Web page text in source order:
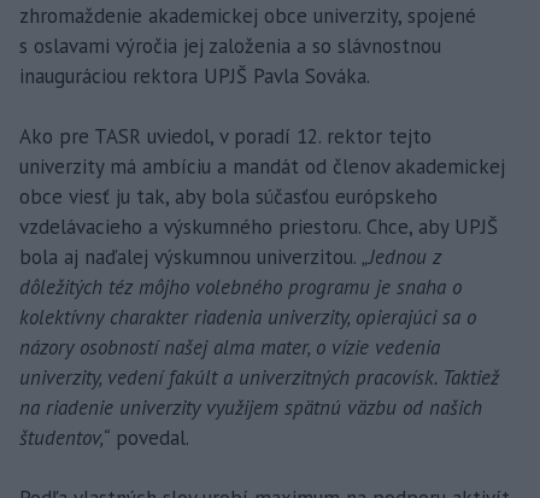
zhromaždenie akademickej obce univerzity, spojené
s oslavami výročia jej založenia a so slávnostnou
inauguráciou rektora UPJŠ Pavla Sováka.
Ako pre TASR uviedol, v poradí 12. rektor tejto
univerzity má ambíciu a mandát od členov akademickej
obce viesť ju tak, aby bola súčasťou európskeho
vzdelávacieho a výskumného priestoru. Chce, aby UPJŠ
bola aj naďalej výskumnou univerzitou. „Jednou z
dôležitých téz môjho volebného programu je snaha o
kolektívny charakter riadenia univerzity, opierajúci sa o
názory osobností našej alma mater, o vízie vedenia
univerzity, vedení fakúlt a univerzitných pracovísk. Taktiež
na riadenie univerzity využijem spätnú väzbu od našich
študentov,“ povedal.